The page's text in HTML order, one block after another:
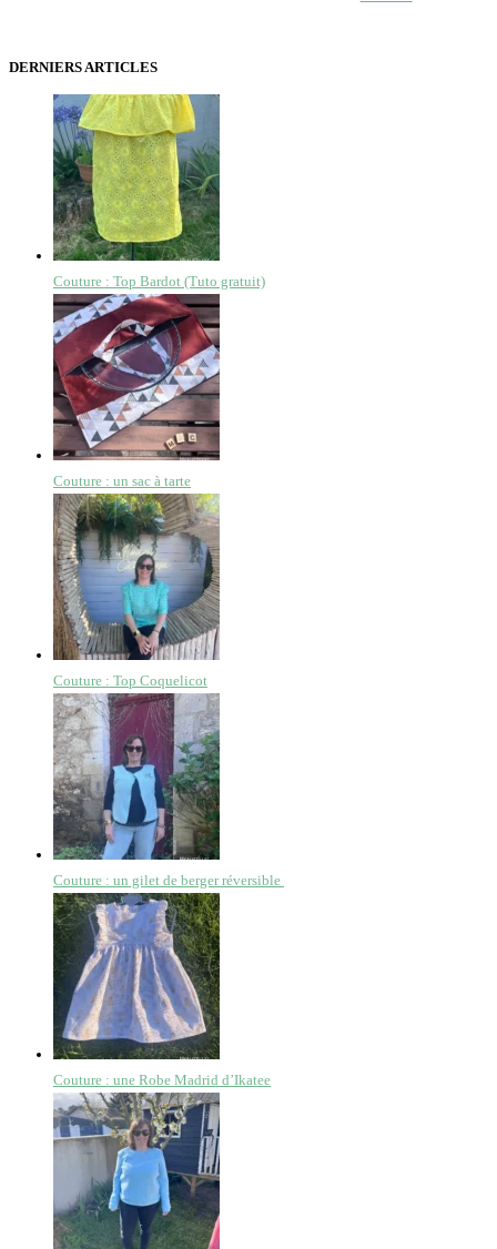
DERNIERS ARTICLES
Couture : Top Bardot (Tuto gratuit)
Couture : un sac à tarte
Couture : Top Coquelicot
Couture : un gilet de berger réversible
Couture : une Robe Madrid d’Ikatee